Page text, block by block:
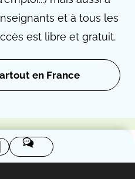
et à tous les
est libre et gratuit.
en France